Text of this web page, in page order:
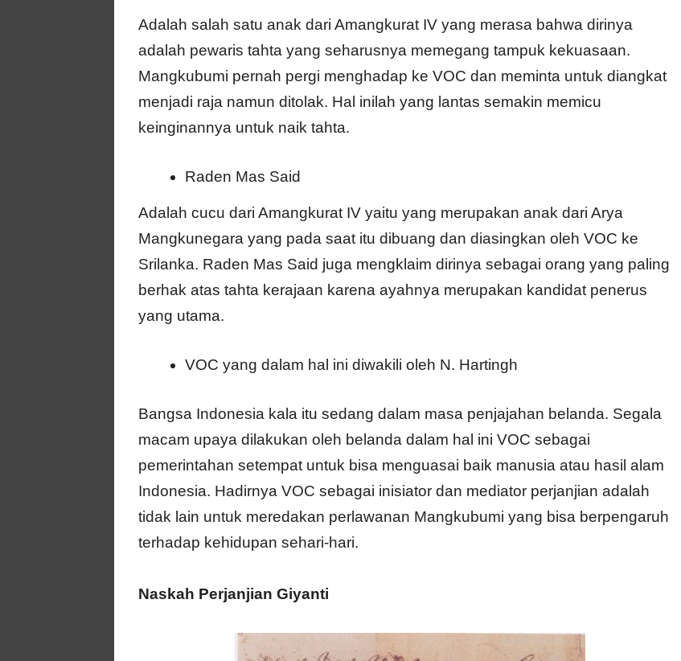
Adalah salah satu anak dari Amangkurat IV yang merasa bahwa dirinya
adalah pewaris tahta yang seharusnya memegang tampuk kekuasaan.
Mangkubumi pernah pergi menghadap ke VOC dan meminta untuk diangkat
menjadi raja namun ditolak. Hal inilah yang lantas semakin memicu
keinginannya untuk naik tahta.
Raden Mas Said
Adalah cucu dari Amangkurat IV yaitu yang merupakan anak dari Arya
Mangkunegara yang pada saat itu dibuang dan diasingkan oleh VOC ke
Srilanka. Raden Mas Said juga mengklaim dirinya sebagai orang yang paling
berhak atas tahta kerajaan karena ayahnya merupakan kandidat penerus
yang utama.
VOC yang dalam hal ini diwakili oleh N. Hartingh
Bangsa Indonesia kala itu sedang dalam masa penjajahan belanda. Segala
macam upaya dilakukan oleh belanda dalam hal ini VOC sebagai
pemerintahan setempat untuk bisa menguasai baik manusia atau hasil alam
Indonesia. Hadirnya VOC sebagai inisiator dan mediator perjanjian adalah
tidak lain untuk meredakan perlawanan Mangkubumi yang bisa berpengaruh
terhadap kehidupan sehari-hari.
Naskah Perjanjian Giyanti